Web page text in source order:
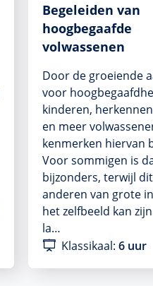
Begeleiden van
hoogbegaafde
volwassenen
Door de groeiende
voor
kinderen,
en meer
kenmerken hiervan
Voor sommigen is
bijzonders, terwijl
anderen van grote
het zelfbeeld kan
la…
Klassikaal: 6 uur